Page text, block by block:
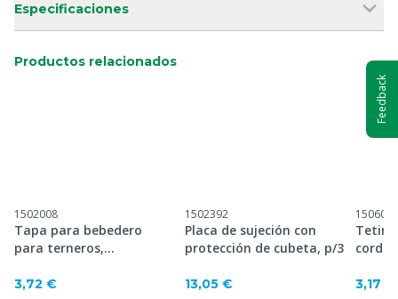
Especificaciones
Productos relacionados
1502008
Tapa para bebedero
para terneros,
3,72 €
1502392
Placa de sujeción con
protección de cubeta, p/3
13,05 €
1506048
3,17 €
Feedback